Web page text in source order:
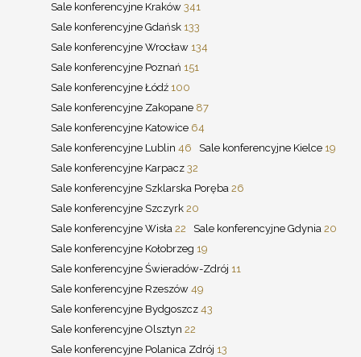
Sale konferencyjne Kraków 341
Sale konferencyjne Gdańsk 133
Sale konferencyjne Wrocław 134
Sale konferencyjne Poznań 151
Sale konferencyjne Łódź 100
Sale konferencyjne Zakopane 87
Sale konferencyjne Katowice 64
Sale konferencyjne Lublin 46 Sale konferencyjne Kielce 19
Sale konferencyjne Karpacz 32
Sale konferencyjne Szklarska Poręba 26
Sale konferencyjne Szczyrk 20
Sale konferencyjne Wisła 22 Sale konferencyjne Gdynia 20
Sale konferencyjne Kołobrzeg 19
Sale konferencyjne Świeradów-Zdrój 11
Sale konferencyjne Rzeszów 49
Sale konferencyjne Bydgoszcz 43
Sale konferencyjne Olsztyn 22
Sale konferencyjne Polanica Zdrój 13